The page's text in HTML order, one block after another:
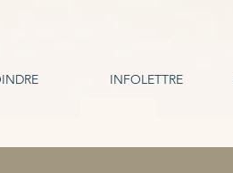
INFOLETTRE